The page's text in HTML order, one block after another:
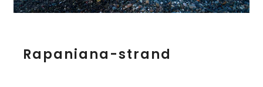
a
Rapaniana-strand